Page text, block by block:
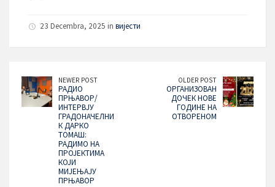
23 Decembra, 2025 in вијести
NEWER POST
РАДИО
ПРЊАВОР/
ИНТЕРВЈУ
ГРАДОНАЧЕЛНИ
К ДАРКО
ТОМАШ:
РАДИМО НА
ПРОЈЕКТИМА
КОЈИ
МИЈЕЊАЈУ
ПРЊАВОР
OLDER POST
ОРГАНИЗОВАН
ДОЧЕК НОВЕ
ГОДИНЕ НА
ОТВОРЕНОМ